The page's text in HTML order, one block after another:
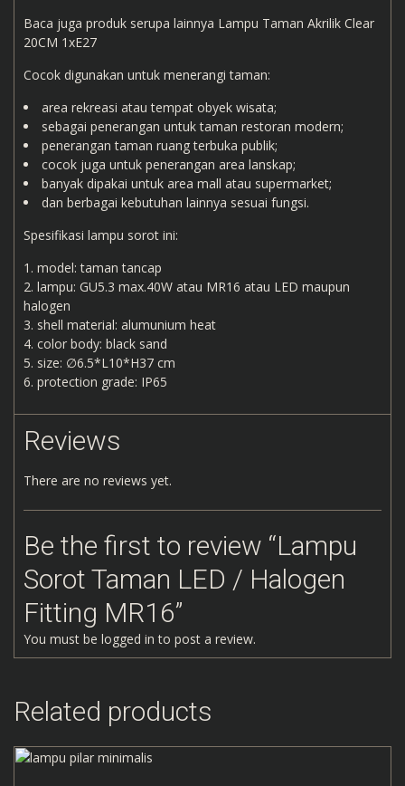
Baca juga produk serupa lainnya Lampu Taman Akrilik Clear
20CM 1xE27
Cocok digunakan untuk menerangi taman:
area rekreasi atau tempat obyek wisata;
sebagai penerangan untuk taman restoran modern;
penerangan taman ruang terbuka publik;
cocok juga untuk penerangan area lanskap;
banyak dipakai untuk area mall atau supermarket;
dan berbagai kebutuhan lainnya sesuai fungsi.
Spesifikasi lampu sorot ini:
model: taman tancap
lampu: GU5.3 max.40W atau MR16 atau LED maupun
halogen
shell material: alumunium heat
color body: black sand
size: ∅6.5*L10*H37 cm
protection grade: IP65
Reviews
There are no reviews yet.
Be the first to review “Lampu
Sorot Taman LED / Halogen
Fitting MR16”
You must be logged in to post a review.
Related products